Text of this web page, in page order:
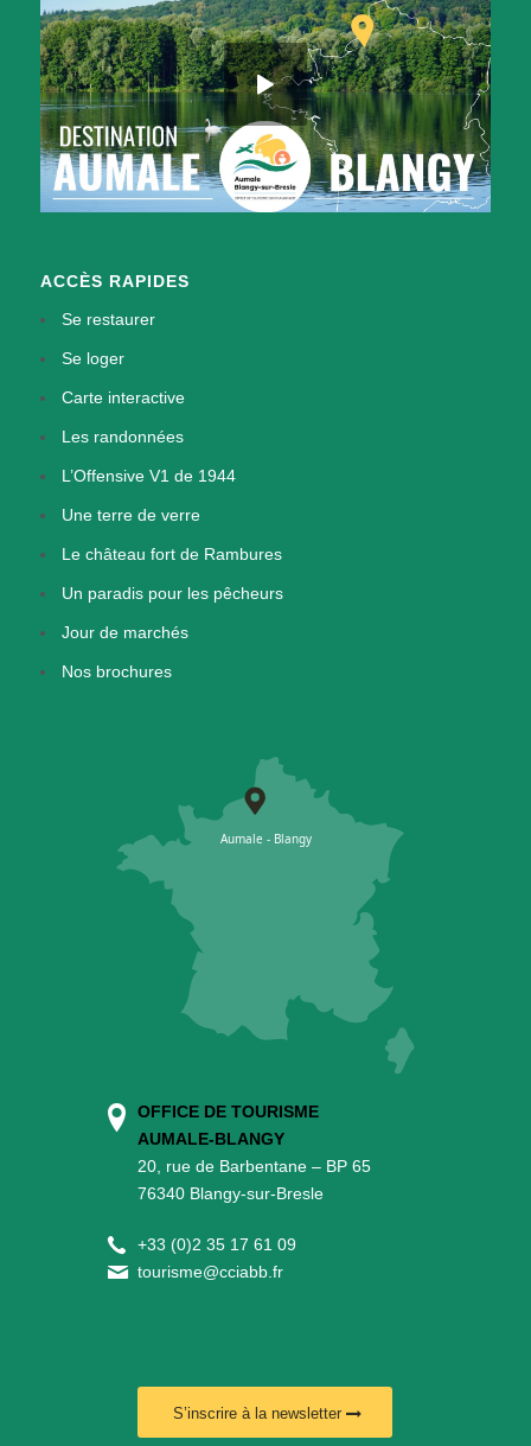
ACCÈS RAPIDES
Se restaurer
Se loger
Carte interactive
Les randonnées
L’Offensive V1 de 1944
Une terre de verre
Le château fort de Rambures
Un paradis pour les pêcheurs
Jour de marchés
Nos brochures
OFFICE DE TOURISME
AUMALE-BLANGY
20, rue de Barbentane – BP 65
76340 Blangy-sur-Bresle
+33 (0)2 35 17 61 09
tourisme@cciabb.fr
S’inscrire à la newsletter